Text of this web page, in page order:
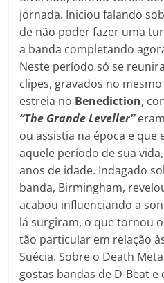
jornada. Iniciou falando
de não poder fazer uma
a banda completando
Neste período só se
clipes, gravados no
estreia no Benediction,
“The Grande Leveller”
ou assistia na época e
aquele período de sua
anos de idade. Indagado
banda, Birmingham,
acabou influenciando a
lá surgiram, o que tornou
tão particular em relação
Suécia. Sobre o Death
gostas bandas de D-Beat